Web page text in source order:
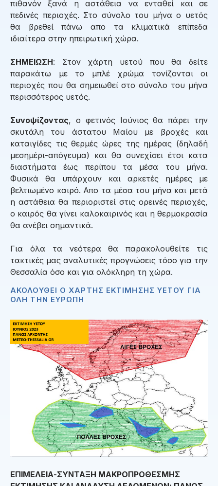
πιθανόν ξανά η αστάθεια να ενταθεί και σε
πεδινές περιοχές. Στο σύνολο του μήνα ο υετός
θα βρεθεί πάνω απο τα κλιματικά επίπεδα
ιδιαίτερα στην ηπειρωτική χώρα.
ΣΗΜΕΙΩΣΗ: Στον χάρτη υετού που θα δείτε
παρακάτω με το μπλέ χρώμα τονίζονται οι
περιοχές που θα σημειωθεί στο σύνολο του μήνα
περισσότερος υετός.
Συνοψίζοντας, ο φετινός Ιούνιος θα πάρει την
σκυτάλη του άστατου Μαίου με βροχές και
καταιγίδες τις θερμές ώρες της ημέρας (δηλαδή
μεσημέρι-απόγευμα) και θα συνεχίσει έτσι κατα
διαστήματα έως περίπου τα μέσα του μήνα.
Φυσικά θα υπάρχουν και αρκετές ημέρες με
βελτιωμένο καιρό. Απο τα μέσα του μήνα και μετά
η αστάθεια θα περιοριστεί στις ορεινές περιοχές,
ο καιρός θα γίνει καλοκαιρινός και η θερμοκρασία
θα ανέβει σημαντικά.
Για όλα τα νεότερα θα παρακολουθείτε τις
τακτικές μας αναλυτικές προγνώσεις τόσο για την
Θεσσαλία όσο και για ολόκληρη τη χώρα.
ΑΚΟΛΟΥΘΕΙ Ο ΧΑΡΤΗΣ ΕΚΤΙΜΗΣΗΣ ΥΕΤΟΥ ΓΙΑ
ΟΛΗ ΤΗΝ ΕΥΡΩΠΗ
ΕΠΙΜΕΛΕΙΑ-ΣΥΝΤΑΞΗ ΜΑΚΡΟΠΡΟΘΕΣΜΗΣ